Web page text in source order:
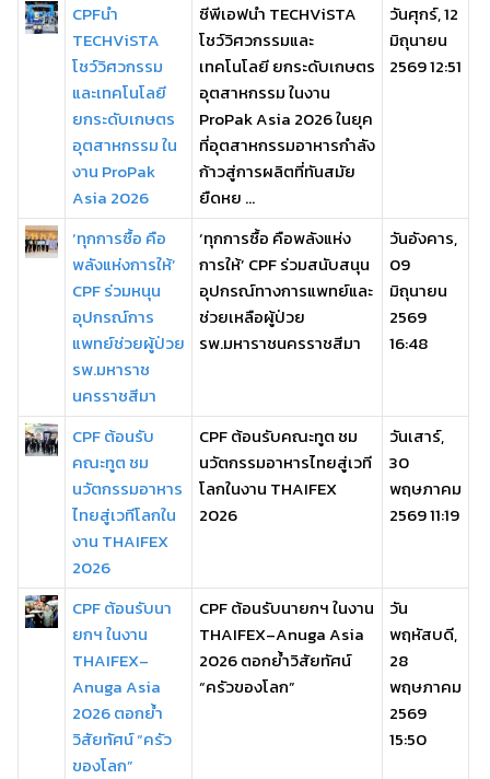
CPFนำ
TECHViSTA
โชว์วิศวกรรม
และเทคโนโลยี
ยกระดับเกษตร
อุตสาหกรรม ใน
งาน ProPak
Asia 2026
ซีพีเอฟนำ TECHViSTA
โชว์วิศวกรรมและ
เทคโนโลยี ยกระดับเกษตร
อุตสาหกรรม ในงาน
ProPak Asia 2026 ในยุค
ที่อุตสาหกรรมอาหารกำลัง
ก้าวสู่การผลิตที่ทันสมัย
ยืดหย ...
วันศุกร์, 12
มิถุนายน
2569 12:51
‘ทุกการซื้อ คือ
พลังแห่งการให้’
CPF ร่วมหนุน
อุปกรณ์การ
แพทย์ช่วยผู้ป่วย
รพ.มหาราช
นครราชสีมา
‘ทุกการซื้อ คือพลังแห่ง
การให้’ CPF ร่วมสนับสนุน
อุปกรณ์ทางการแพทย์และ
ช่วยเหลือผู้ป่วย
รพ.มหาราชนครราชสีมา
วันอังคาร,
09
มิถุนายน
2569
16:48
CPF ต้อนรับ
คณะทูต ชม
นวัตกรรมอาหาร
ไทยสู่เวทีโลกใน
งาน THAIFEX
2026
CPF ต้อนรับคณะทูต ชม
นวัตกรรมอาหารไทยสู่เวที
โลกในงาน THAIFEX
2026
วันเสาร์,
30
พฤษภาคม
2569 11:19
CPF ต้อนรับนา
ยกฯ ในงาน
THAIFEX–
Anuga Asia
2026 ตอกย้ำ
วิสัยทัศน์ “ครัว
ของโลก”
CPF ต้อนรับนายกฯ ในงาน
THAIFEX–Anuga Asia
2026 ตอกย้ำวิสัยทัศน์
“ครัวของโลก”
วัน
พฤหัสบดี,
28
พฤษภาคม
2569
15:50